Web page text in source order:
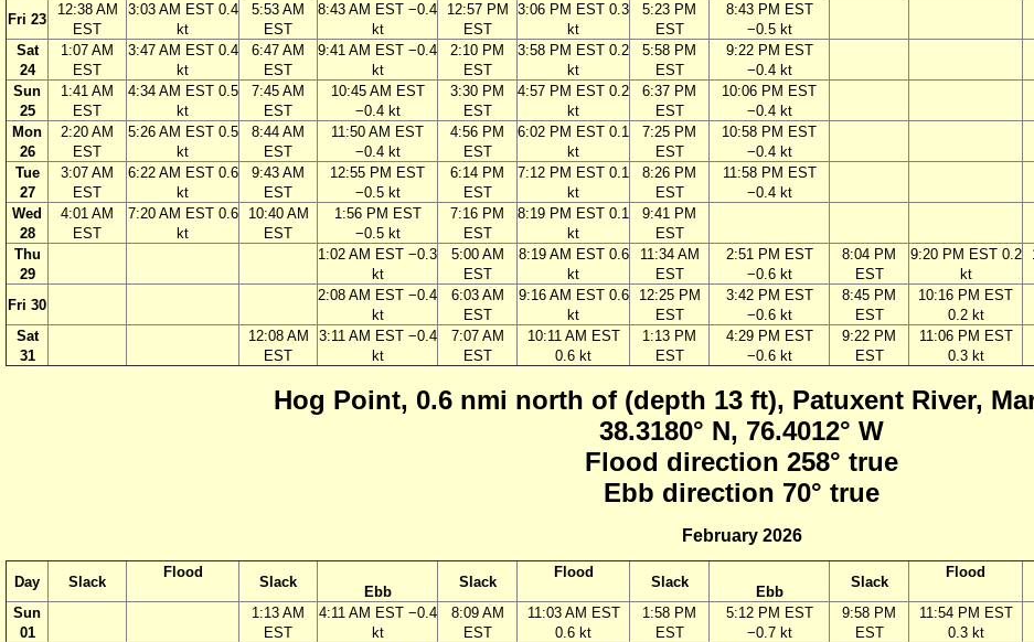
Fri 23
12:38 AM
EST
3:03 AM EST 0.4
kt
5:53 AM
EST
8:43 AM EST −0.4
kt
12:57 PM
EST
3:06 PM EST 0.3
kt
5:23 PM
EST
8:43 PM EST
−0.5 kt
Sat
24
1:07 AM
EST
3:47 AM EST 0.4
kt
6:47 AM
EST
9:41 AM EST −0.4
kt
2:10 PM
EST
3:58 PM EST 0.2
kt
5:58 PM
EST
9:22 PM EST
−0.4 kt
Sun
25
1:41 AM
EST
4:34 AM EST 0.5
kt
7:45 AM
EST
10:45 AM EST
−0.4 kt
3:30 PM
EST
4:57 PM EST 0.2
kt
6:37 PM
EST
10:06 PM EST
−0.4 kt
Mon
26
2:20 AM
EST
5:26 AM EST 0.5
kt
8:44 AM
EST
11:50 AM EST
−0.4 kt
4:56 PM
EST
6:02 PM EST 0.1
kt
7:25 PM
EST
10:58 PM EST
−0.4 kt
Tue
27
3:07 AM
EST
6:22 AM EST 0.6
kt
9:43 AM
EST
12:55 PM EST
−0.5 kt
6:14 PM
EST
7:12 PM EST 0.1
kt
8:26 PM
EST
11:58 PM EST
−0.4 kt
Wed
28
4:01 AM
EST
7:20 AM EST 0.6
kt
10:40 AM
EST
1:56 PM EST
−0.5 kt
7:16 PM
EST
8:19 PM EST 0.1
kt
9:41 PM
EST
Thu
29
1:02 AM EST −0.3
kt
5:00 AM
EST
8:19 AM EST 0.6
kt
11:34 AM
EST
2:51 PM EST
−0.6 kt
8:04 PM
EST
9:20 PM EST 0.2
kt
Fri 30
2:08 AM EST −0.4
kt
6:03 AM
EST
9:16 AM EST 0.6
kt
12:25 PM
EST
3:42 PM EST
−0.6 kt
8:45 PM
EST
10:16 PM EST
0.2 kt
Sat
31
12:08 AM
EST
3:11 AM EST −0.4
kt
7:07 AM
EST
10:11 AM EST
0.6 kt
1:13 PM
EST
4:29 PM EST
−0.6 kt
9:22 PM
EST
11:06 PM EST
0.3 kt
Hog Point, 0.6 nmi north of (depth 13 ft), Patuxent River,
38.3180° N, 76.4012° W
Flood direction 258° true
Ebb direction 70° true
February 2026
Day Slack
Flood
Slack
Ebb
Slack
Flood
Slack
Ebb
Slack
Flood
Sun
01
1:13 AM
EST
4:11 AM EST −0.4
kt
8:09 AM
EST
11:03 AM EST
0.6 kt
1:58 PM
EST
5:12 PM EST
−0.7 kt
9:58 PM
EST
11:54 PM EST
0.3 kt